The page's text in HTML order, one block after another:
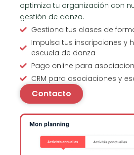
optimiza tu organización con
gestión de danza.
Gestiona tus clases de
Impulsa tus inscripciones y
escuela de danza
Pago online para
CRM para asociaciones y
Contacto